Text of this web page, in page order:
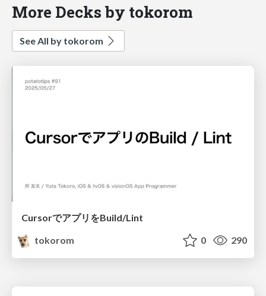
More Decks by tokorom
See All by tokorom
CursorでアプリをBuild/Lint
tokorom
0 290